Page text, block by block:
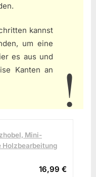
kannst
um eine
es aus und
Kanten an
Mini-
Holzbearbeitung
16,99 €